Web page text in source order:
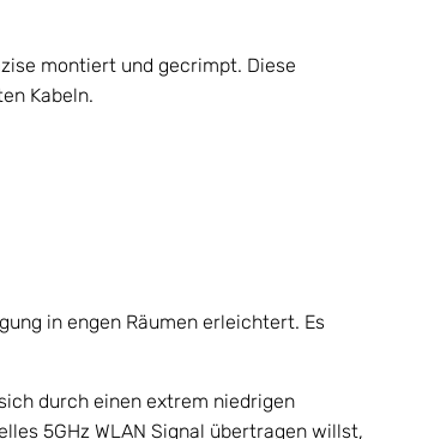
montiert und gecrimpt. Diese
Kabeln.
in engen Räumen erleichtert. Es
durch einen extrem niedrigen
5GHz WLAN Signal übertragen willst,